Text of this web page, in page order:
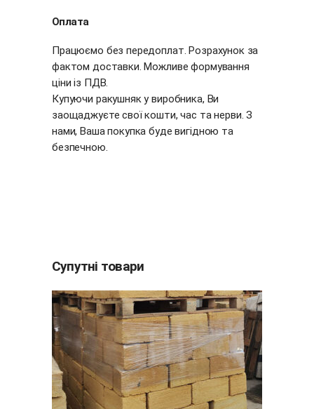
Оплата
Працюємо без передоплат. Розрахунок за
фактом доставки. Можливе формування
ціни із ПДВ.
Купуючи ракушняк у виробника, Ви
заощаджуєте свої кошти, час та нерви. З
нами, Ваша покупка буде вигідною та
безпечною.
Супутні товари
ДОДАТИ В КОШИК